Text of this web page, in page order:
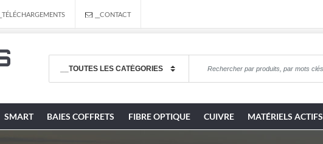
__TÉLÉCHARGEMENTS __CONTACT
SMART BAIES COFFRETS FIBRE OPTIQUE CUIVRE MATÉRIELS ACTIFS